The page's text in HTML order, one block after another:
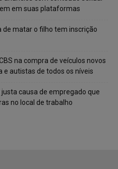
em suas plataformas
matar o filho tem inscrição
na compra de veículos novos
e autistas de todos os níveis
causa de empregado que
no local de trabalho